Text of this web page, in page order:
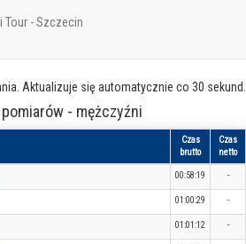
Tour - Szczecin
Aktualizuje się automatycznie co 30 sekund.
- mężczyźni
Czas
brutto
Czas
netto
00:58:19 -
01:00:29 -
01:01:12 -